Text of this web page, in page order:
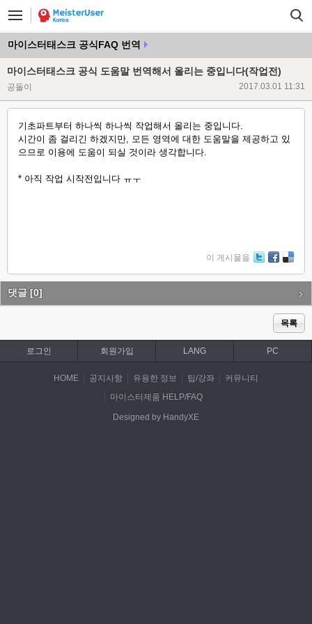
마이스터태스크 공식FAQ 번역
마이스터태스크 공식 도움말 번역해서 올리는 중입니다(작업전)
공돌이 2017.03.01 11:31
기초파트부터 하나씩 하나씩 작업해서 올리는 중입니다.
시간이 좀 걸리긴 하겠지만, 모든 영역에 대한 도움말을 제공하고 있
으므로 이용에 도움이 되실 것이라 생각합니다.
* 아직 작업 시작전입니다 ㅠㅜ
이 게시물을
itte ce lici
댓글 [0]
목록
로그인 회원가입 LANG PC
HOME 공지사항 유용한 정보 팁/강좌
커뮤니티
마이스터제품 HELP/FAQ
Designed by HandyXE